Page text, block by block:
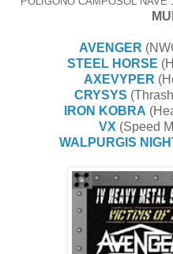
AVENGER
STEEL HORSE
AXEVYPER
CRYSYS
IRON KOBRA
VX (Speed
WALPURGIS